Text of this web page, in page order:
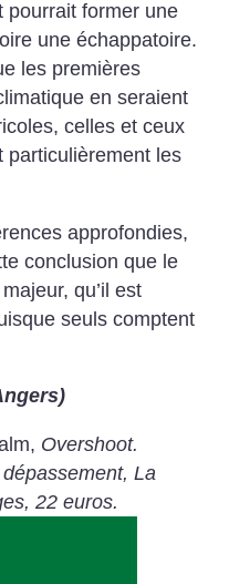
pourrait former une
une échappatoire.
les premières
en seraient
celles et ceux
particulièrement les
approfondies,
conclusion que le
qu’il est
seuls comptent
Overshoot.
dépassement, La
22 euros.